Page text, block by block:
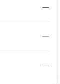
—
—
—